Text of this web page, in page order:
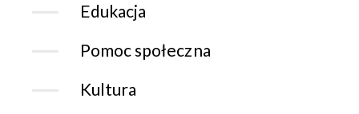
Edukacja
Pomoc społeczna
Kultura